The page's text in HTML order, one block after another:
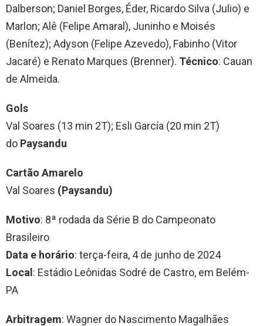
Dalberson; Daniel Borges, Éder, Ricardo Silva (Julio) e
Marlon; Alê (Felipe Amaral), Juninho e Moisés
(Benítez); Adyson (Felipe Azevedo), Fabinho (Vitor
Jacaré) e Renato Marques (Brenner). Técnico: Cauan
de Almeida.
Gols
Val Soares (13 min 2T); Esli García (20 min 2T)
do Paysandu
Cartão Amarelo
Val Soares (Paysandu)
Motivo: 8ª rodada da Série B do Campeonato
Brasileiro
Data e horário: terça-feira, 4 de junho de 2024
Local : Estádio Leônidas Sodré de Castro, em Belém-
PA
Arbitragem: Wagner do Nascimento Magalhães